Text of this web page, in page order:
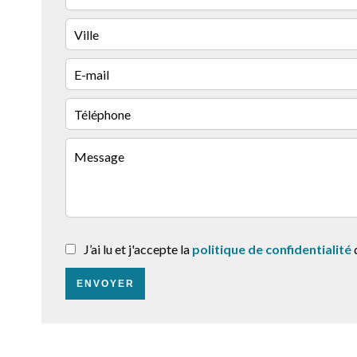
J’ai lu et j'accepte la politique de confidentialité
ENVOYER